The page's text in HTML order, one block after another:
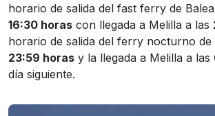
horario de salida del fast ferry de
16:30 horas con llegada a Melilla a las
horario de salida del ferry nocturno de
23:59 horas y la llegada a Melilla a las
día siguiente.